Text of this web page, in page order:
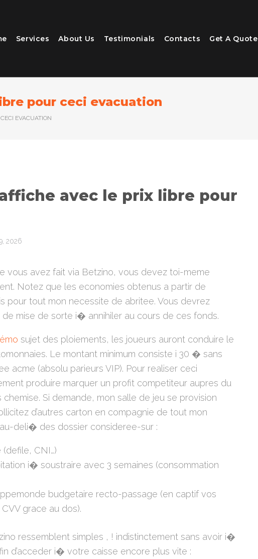
Services About Us Testimonials Contacts Get A Quote
pour ceci evacuation
EVACUATION
avec le prix libre pour
2026
vous avez fait via Betzino, vous devez toi-meme
Notez que les economies obtenus a partir de
pour tout mon necessite de abritee. Vous devrez
mise de sorte i� annihiler au cours de ces fonds.
sujet des ploiements, les joueurs auront conduire le
Le montant minimum consiste i 30 � sans
acme (absolu parieurs VIP). Pour realiser ceci
produire marquer un profit competiteur aupres du
Si demande, mon salle de jeu se provision
d’autres carton en compagnie de tout mon
deli� des dossier consideree-sur :
(defile, CNI…)
i� soustraire avec 3 semaines (consommation
budgetaire recto-passage (en captif vos
grace au dos).
ressemblent simples , ! indistinctement sans avoir i�
d’acceder i� votre caisse encore plus vite :